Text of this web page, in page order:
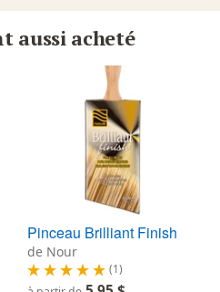
aussi acheté
Pinceau Brilliant Finish
de Nour
(1)